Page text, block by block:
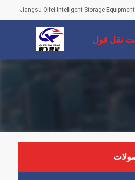
Jiangsu Qifei Intelligent Storage Equipment
نقل قول